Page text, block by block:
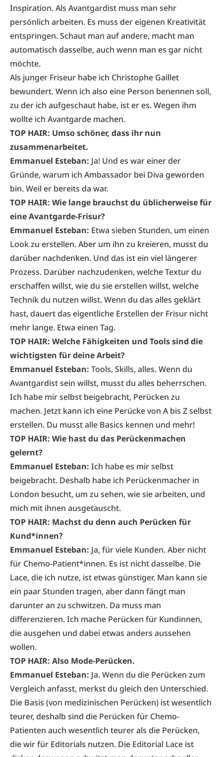
Inspiration. Als Avantgardist muss man sehr
persönlich arbeiten. Es muss der eigenen Kreativität
entspringen. Schaut man auf andere, macht man
automatisch dasselbe, auch wenn man es gar nicht
möchte.
Als junger Friseur habe ich Christophe Gaillet
bewundert. Wenn ich also eine Person benennen soll,
zu der ich aufgeschaut habe, ist er es. Wegen ihm
wollte ich Avantgarde machen.
TOP HAIR: Umso schöner, dass ihr nun
zusammenarbeitet.
Emmanuel Esteban: Ja! Und es war einer der
Gründe, warum ich Ambassador bei Diva geworden
bin. Weil er bereits da war.
TOP HAIR: Wie lange brauchst du üblicherweise für
eine Avantgarde-Frisur?
Emmanuel Esteban: Etwa sieben Stunden, um einen
Look zu erstellen. Aber um ihn zu kreieren, musst du
darüber nachdenken. Und das ist ein viel längerer
Prozess. Darüber nachzudenken, welche Textur du
erschaffen willst, wie du sie erstellen willst, welche
Technik du nutzen willst. Wenn du das alles geklärt
hast, dauert das eigentliche Erstellen der Frisur nicht
mehr lange. Etwa einen Tag.
TOP HAIR: Welche Fähigkeiten und Tools sind die
wichtigsten für deine Arbeit?
Emmanuel Esteban: Tools, Skills, alles. Wenn du
Avantgardist sein willst, musst du alles beherrschen.
Ich habe mir selbst beigebracht, Perücken zu
machen. Jetzt kann ich eine Perücke von A bis Z selbst
erstellen. Du musst alle Basics kennen und mehr!
TOP HAIR: Wie hast du das Perückenmachen
gelernt?
Emmanuel Esteban: Ich habe es mir selbst
beigebracht. Deshalb habe ich Perückenmacher in
London besucht, um zu sehen, wie sie arbeiten, und
mich mit ihnen ausgetauscht.
TOP HAIR: Machst du denn auch Perücken für
Kund*innen?
Emmanuel Esteban: Ja, für viele Kunden. Aber nicht
für Chemo-Patient*innen. Es ist nicht dasselbe. Die
Lace, die ich nutze, ist etwas günstiger. Man kann sie
ein paar Stunden tragen, aber dann fängt man
darunter an zu schwitzen. Da muss man
differenzieren. Ich mache Perücken für Kundinnen,
die ausgehen und dabei etwas anders aussehen
wollen.
TOP HAIR: Also Mode-Perücken.
Emmanuel Esteban: Ja. Wenn du die Perücken zum
Vergleich anfasst, merkst du gleich den Unterschied.
Die Basis (von medizinischen Perücken) ist wesentlich
teurer, deshalb sind die Perücken für Chemo-
Patienten auch wesentlich teurer als die Perücken,
die wir für Editorials nutzen. Die Editorial Lace ist